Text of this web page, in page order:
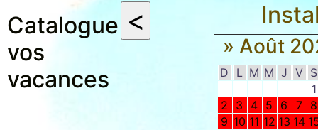
Catalogue
vos
vacances
» Août
D L M M J V S
1
2
3 4 5 6 7 8
9 10 11 12 13 14